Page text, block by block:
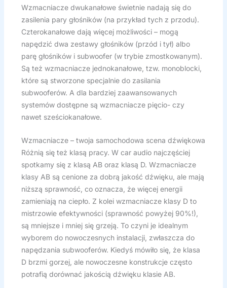
Wzmacniacze dwukanałowe świetnie nadają się do
zasilenia pary głośników (na przykład tych z przodu).
Czterokanałowe dają więcej możliwości – mogą
napędzić dwa zestawy głośników (przód i tył) albo
parę głośników i subwoofer (w trybie zmostkowanym).
Są też wzmacniacze jednokanałowe, tzw. monoblocki,
które są stworzone specjalnie do zasilania
subwooferów. A dla bardziej zaawansowanych
systemów dostępne są wzmacniacze pięcio- czy
nawet sześciokanałowe.
Wzmacniacze – twoja samochodowa scena dźwiękowa
Różnią się też klasą pracy. W car audio najczęściej
spotkamy się z klasą AB oraz klasą D. Wzmacniacze
klasy AB są cenione za dobrą jakość dźwięku, ale mają
niższą sprawność, co oznacza, że więcej energii
zamieniają na ciepło. Z kolei wzmacniacze klasy D to
mistrzowie efektywności (sprawność powyżej 90%!),
są mniejsze i mniej się grzeją. To czyni je idealnym
wyborem do nowoczesnych instalacji, zwłaszcza do
napędzania subwooferów. Kiedyś mówiło się, że klasa
D brzmi gorzej, ale nowoczesne konstrukcje często
potrafią dorównać jakością dźwięku klasie AB.